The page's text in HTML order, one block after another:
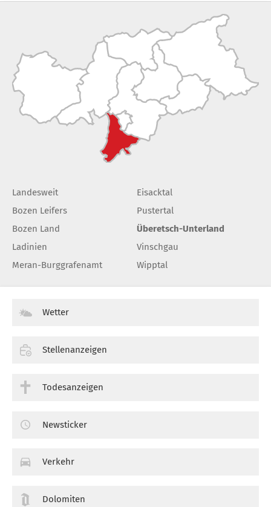
Landesweit
Bozen Leifers
Bozen Land
Ladinien
Meran-Burggrafenamt
Eisacktal
Pustertal
Überetsch-Unterland
Vinschgau
Wipptal
Wetter
Stellenanzeigen
Todesanzeigen
Newsticker
Verkehr
Dolomiten